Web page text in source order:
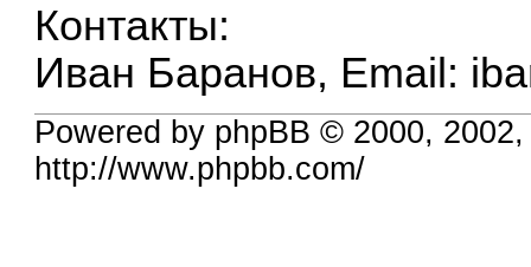
Контакты:
Иван Баранов, Email:
Powered by phpBB © 2000,
http://www.phpbb.com/